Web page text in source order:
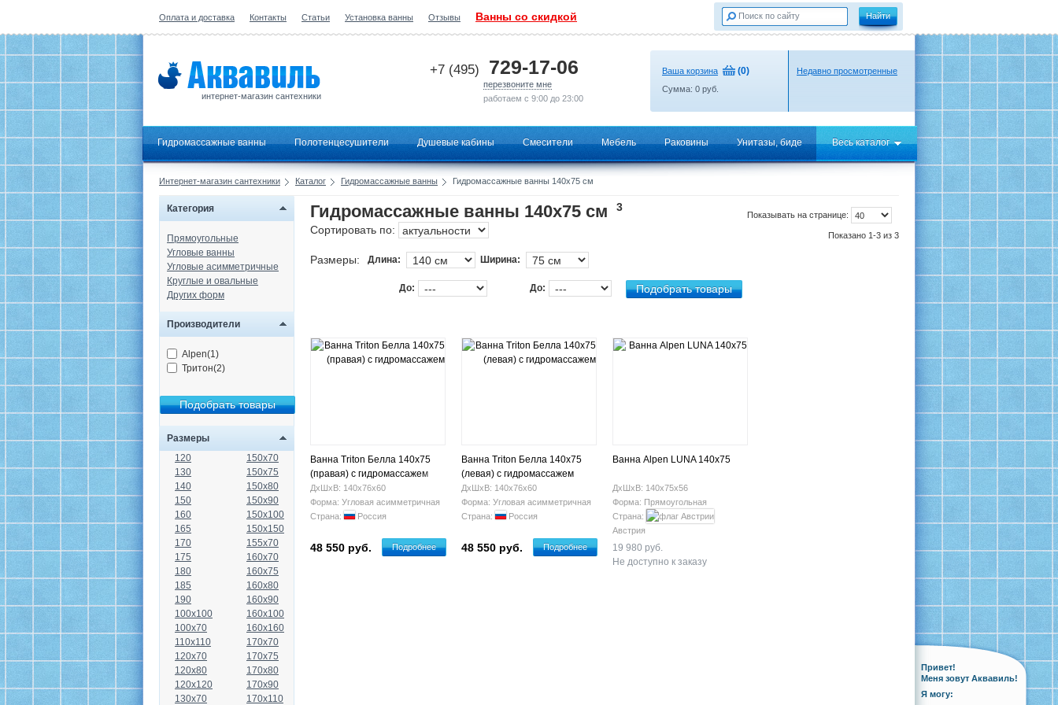
Оплата и доставка Контакты Статьи Установка ванны Отзывы Ванны со скидкой
интернет-магазин сантехники
+7 (495) 729-17-06
перезвоните мне
работаем с 9:00 до 23:00
Ваша корзина (0)
Сумма: 0 руб.
Недавно просмотренные
Гидромассажные ванны Полотенцесушители Душевые кабины Смесители Мебель Раковины Унитазы, биде Весь каталог
Интернет-магазин сантехники Каталог Гидромассажные ванны Гидромассажные ванны 140х75 см
Категория
Прямоугольные
Угловые ванны
Угловые асимметричные
Круглые и овальные
Других форм
Производители
Alpen(1)
Тритон(2)
Размеры
120
130
140
150
160
165
170
175
180
185
190
100x100
100x70
110x110
120x70
120x80
120x120
130x70
150x70
150x75
150x80
150x90
150x100
150x150
155x70
160x70
160x75
160x80
160x90
160x100
160x160
170x70
170x75
170x80
170x90
170x110
Показывать на странице:
Показано 1-3 из 3
Гидромассажные ванны 140х75 см
3
Сортировать по:
Размеры: Длина: Ширина:
До: До:
Ванна Triton Белла 140х75
(правая) с гидромассажем
ДхШхВ: 140х76х60
Форма: Угловая асимметричная
Страна:
Россия
48 550 руб. Подробнее
Ванна Triton Белла 140х75
(левая) с гидромассажем
ДхШхВ: 140х76х60
Форма: Угловая асимметричная
Страна:
Россия
48 550 руб. Подробнее
Ванна Alpen LUNA 140x75
ДхШхВ: 140х75х56
Форма: Прямоугольная
Страна:
Австрия
19 980 руб.
Не доступно к заказу
Привет!
Меня зовут Аквавиль!
Я могу: